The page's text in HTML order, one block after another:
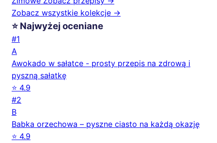
Zobacz wszystkie kolekcje →
⭐ Najwyżej oceniane
#1
A
Awokado w sałatce - prosty przepis na zdrową i
pyszną sałatkę
⭐ 4.9
#2
B
Babka orzechowa – pyszne ciasto na każdą okazję
⭐ 4.9